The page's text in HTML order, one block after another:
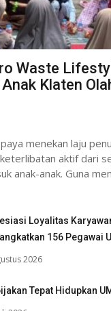
Waste
Klaten
menekan laju
aktif dari
anak-anak. Guna
Loyalitas
156 Pegawai
2026
Tepat Hidupkan